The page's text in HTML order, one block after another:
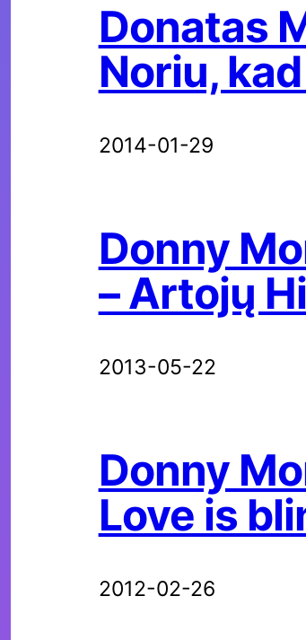
Donatas
Noriu,
2014-01-29
Donny
– Artojų
2013-05-22
Donny
Love is
2012-02-26